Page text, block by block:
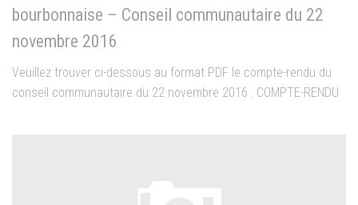
bourbonnaise – Conseil communautaire du 22
novembre 2016
Veuillez trouver ci-dessous au format PDF le compte-rendu du
conseil communautaire du 22 novembre 2016 : COMPTE-RENDU